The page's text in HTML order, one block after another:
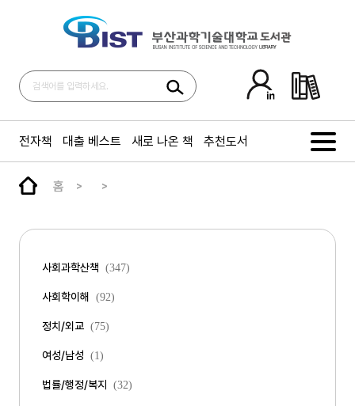
전자책 대출 베스트 새로 나온 책 추천도서
홈
사회과학산책 (347)
사회학이해 (92)
정치/외교 (75)
여성/남성 (1)
법률/행정/복지 (32)